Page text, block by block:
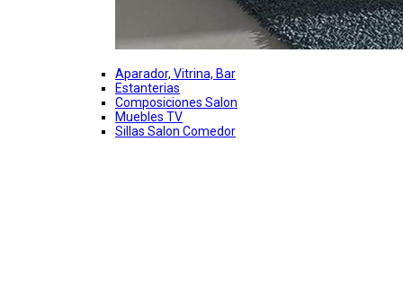
Aparador, Vitrina, Bar
Estanterias
Composiciones Salon
Muebles TV
Sillas Salon Comedor